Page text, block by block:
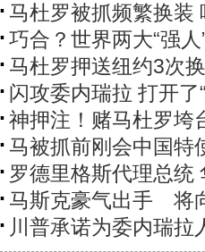
马杜罗被抓频繁换装
巧合？世界两大“强人
马杜罗押送纽约3次
闪攻委内瑞拉 打开了
神押注！赌马杜罗垮
马被抓前刚会中国特
罗德里格斯代理总统
马斯克豪气出手 将
川普承诺为委内瑞拉